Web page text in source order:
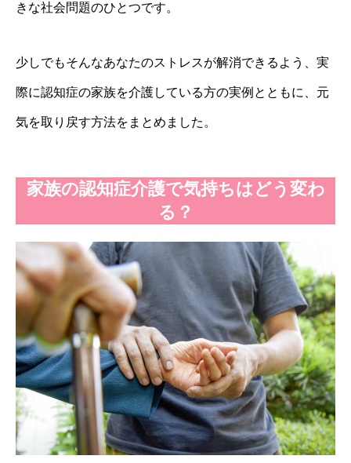
きな社会問題のひとつです。
少しでもそんなあなたのストレスが解消できるよう、実
際に認知症の家族を介護している方の実例とともに、元
気を取り戻す方法をまとめました。
家族の認知症介護で気持ちはどう変わ
る？